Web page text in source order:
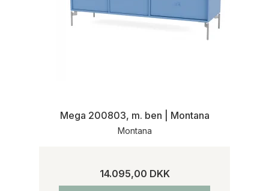
Mega 200803, m. ben | Montana
Montana
14.095,00 DKK